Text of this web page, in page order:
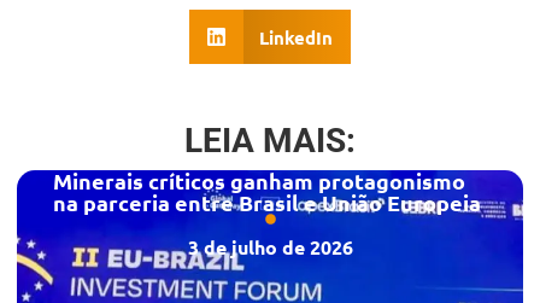
LinkedIn
LEIA MAIS:
Minerais críticos ganham protagonismo
na parceria entre Brasil e União Europeia
3 de julho de 2026